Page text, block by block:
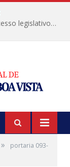
Câmara Municipal informa calendário de recesso legislativo de julho
»
portaria 093-